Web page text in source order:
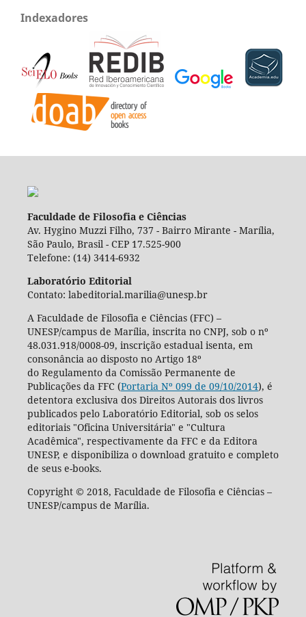
Indexadores
Faculdade de Filosofia e Ciências
Av. Hygino Muzzi Filho, 737 - Bairro Mirante - Marília,
São Paulo, Brasil - CEP 17.525-900
Telefone: (14) 3414-6932
Laboratório Editorial
Contato: labeditorial.marilia@unesp.br
A Faculdade de Filosofia e Ciências (FFC) –
UNESP/campus de Marília, inscrita no CNPJ, sob o nº
48.031.918/0008-09, inscrição estadual isenta, em
consonância ao disposto no Artigo 18º
do Regulamento da Comissão Permanente de
Publicações da FFC (Portaria Nº 099 de 09/10/2014), é
detentora exclusiva dos Direitos Autorais dos livros
publicados pelo Laboratório Editorial, sob os selos
editoriais "Oficina Universitária" e "Cultura
Acadêmica", respectivamente da FFC e da Editora
UNESP, e disponibiliza o download gratuito e completo
de seus e-books.
Copyright © 2018, Faculdade de Filosofia e Ciências –
UNESP/campus de Marília.